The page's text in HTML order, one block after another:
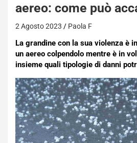
aereo: come può
2 Agosto 2023 Paola F
La grandine con la sua violenza è
un aereo colpendolo mentre è in
insieme quali tipologie di danni